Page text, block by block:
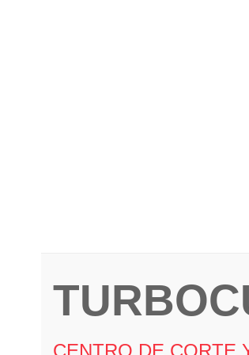
CENTRO DE CORTE